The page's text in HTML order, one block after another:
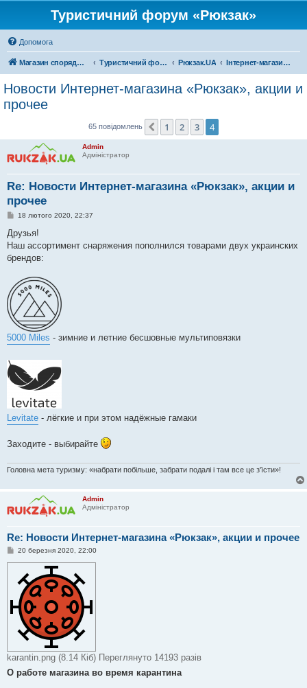
Туристичний форум «Рюкзак»
Допомога
Магазин спорядження Туристичний форум «Рюкзак» Рюкзак.UA Інтернет-магазин «Рюкзак»
Новости Интернет-магазина «Рюкзак», акции и
прочее
65 повідомлень Поперед.
1 2 3 4
Admin
Адміністратор
Re: Новости Интернет-магазина «Рюкзак», акции и
прочее
П
в
д
о
е
н
н
18 лютого 2020, 22:37
Друзья!
Наш ассортимент снаряжения пополнился товарами двух украинских
брендов:
5000 Miles - зимние и летние бесшовные мультиповязки
Levitate - лёгкие и при этом надёжные гамаки
Заходите - выбирайте
Головна мета туризму: «набрати побільше, забрати подалі і там все це з'їсти»!
Admin
Адміністратор
Re: Новости Интернет-магазина «Рюкзак», акции и прочее
П
д
м
л
е
н
20 березня 2020, 22:00
karantin.png (8.14 Кіб) Переглянуто 14193 разів
О работе магазина во время карантина